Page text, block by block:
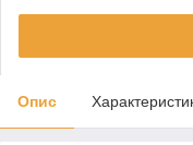
Опис